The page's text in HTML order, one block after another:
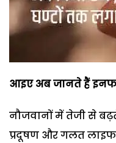
आइए अब जानते हैं
नौजवानों में तेजी से
प्रदूषण और गलत